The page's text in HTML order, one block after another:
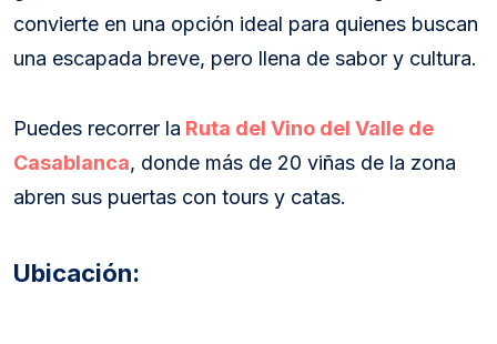
convierte en una opción ideal para quienes buscan
una escapada breve, pero llena de sabor y cultura.
Puedes recorrer la Ruta del Vino del Valle de
Casablanca, donde más de 20 viñas de la zona
abren sus puertas con tours y catas.
Ubicación: